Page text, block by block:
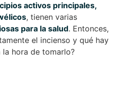
activos principales,
, tienen varias
para la salud. Entonces,
el incienso y qué hay
la hora de tomarlo?